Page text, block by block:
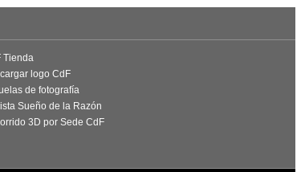
Tienda
logo CdF
de fotografía
Sueño de la Razón
3D por Sede CdF